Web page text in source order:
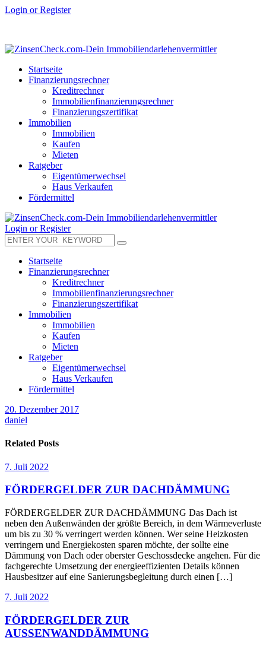
Login or Register
Startseite
Finanzierungsrechner
Kreditrechner
Immobilienfinanzierungsrechner
Finanzierungszertifikat
Immobilien
Immobilien
Kaufen
Mieten
Ratgeber
Eigentümerwechsel
Haus Verkaufen
Fördermittel
Login or Register
Startseite
Finanzierungsrechner
Kreditrechner
Immobilienfinanzierungsrechner
Finanzierungszertifikat
Immobilien
Immobilien
Kaufen
Mieten
Ratgeber
Eigentümerwechsel
Haus Verkaufen
Fördermittel
20. Dezember 2017
daniel
Related Posts
7. Juli 2022
FÖRDERGELDER ZUR DACHDÄMMUNG
FÖRDERGELDER ZUR DACHDÄMMUNG Das Dach ist
neben den Außenwänden der größte Bereich, in dem Wärmeverluste
um bis zu 30 % verringert werden können. Wer seine Heizkosten
verringern und Energiekosten sparen möchte, der sollte eine
Dämmung von Dach oder oberster Geschossdecke angehen. Für die
fachgerechte Umsetzung der energieeffizienten Details können
Hausbesitzer auf eine Sanierungsbegleitung durch einen […]
7. Juli 2022
FÖRDERGELDER ZUR
AUSSENWANDDÄMMUNG